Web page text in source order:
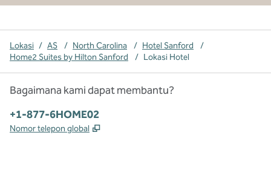
Lokasi / AS / North Carolina / Hotel Sanford
/
Home2 Suites by Hilton Sanford
/ Lokasi Hotel
Bagaimana kami dapat membantu?
Telepon:
+1-877-6HOME02
Nomor telepon global ,